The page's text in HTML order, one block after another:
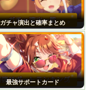
ガチャ演出と確率まとめ
最強サポートカード